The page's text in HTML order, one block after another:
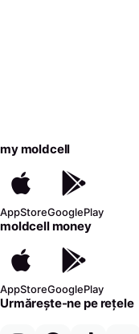
my moldcell
AppStoreGooglePlay
moldcell money
AppStoreGooglePlay
Urmărește-ne pe rețele